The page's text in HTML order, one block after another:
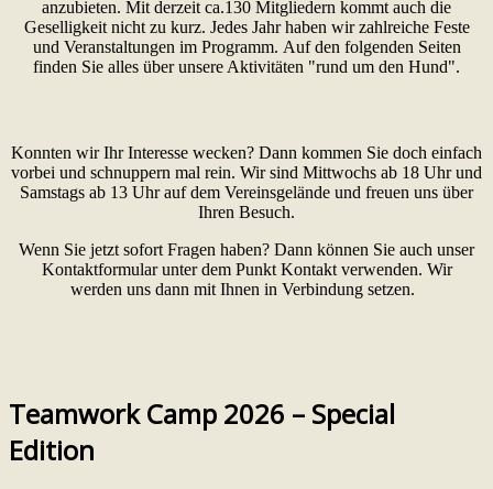
anzubieten. Mit derzeit ca.130 Mitgliedern kommt auch die
Geselligkeit nicht zu kurz. Jedes Jahr haben wir zahlreiche Feste
und Veranstaltungen im Programm. Auf den folgenden Seiten
finden Sie alles über unsere Aktivitäten "rund um den Hund".
Konnten wir Ihr Interesse wecken? Dann kommen Sie doch einfach
vorbei und schnuppern mal rein. Wir sind Mittwochs ab 18 Uhr und
Samstags ab 13 Uhr auf dem Vereinsgelände und freuen uns über
Ihren Besuch.
Wenn Sie jetzt sofort Fragen haben? Dann können Sie auch unser
Kontaktformular unter dem Punkt Kontakt verwenden. Wir
werden uns dann mit Ihnen in Verbindung setzen.
Teamwork Camp 2026 – Special
Edition